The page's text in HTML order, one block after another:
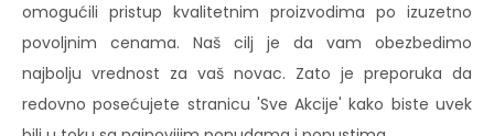
omogućili pristup kvalitetnim proizvodima po izuzetno
povoljnim cenama. Naš cilj je da vam obezbedimo
najbolju vrednost za vaš novac. Zato je preporuka da
redovno posećujete stranicu 'Sve Akcije' kako biste uvek